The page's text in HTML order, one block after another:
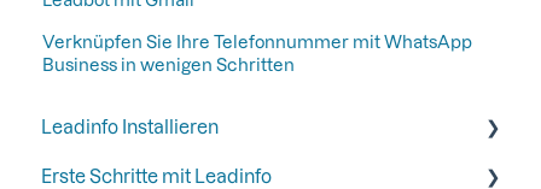
Verknüpfen Sie Ihre Telefonnummer mit WhatsApp
Business in wenigen Schritten
Leadinfo Installieren
Anfangen mit Leadinfo
Erste Schritte mit Leadinfo